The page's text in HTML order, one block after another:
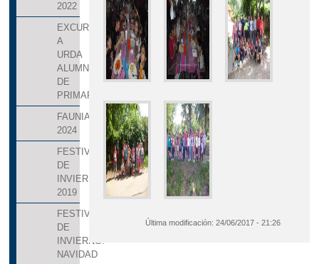
2022
EXCURSIÓN
A
URDA
ALUMNOS
DE
PRIMARIA
FAUNIA
2024
FESTIVAL
DE
INVIERNO
2019
FESTIVAL
DE
INVIERNO.
NAVIDAD
Última modificación:24/06/2017 - 21:26